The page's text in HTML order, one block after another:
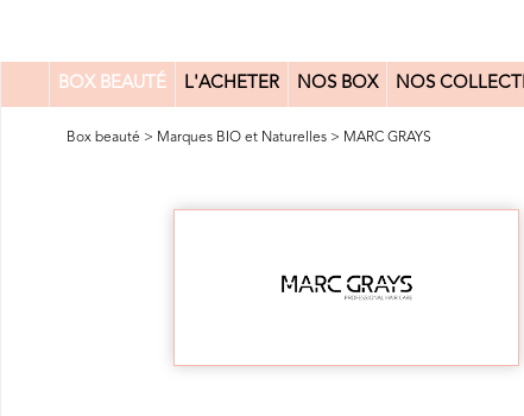
BOX BEAUTÉ L'ACHETER NOS BOX NOS
0
Box beauté > Marques BIO et Naturelles > MARC GRAYS